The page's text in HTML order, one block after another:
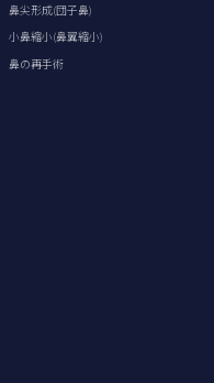
鼻尖形成(団子鼻)
小鼻縮小(鼻翼縮小)
鼻の再手術